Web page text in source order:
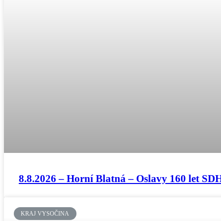
8.8.2026 – Horní Blatná – Oslavy 160 let
KRAJ VYSOČINA